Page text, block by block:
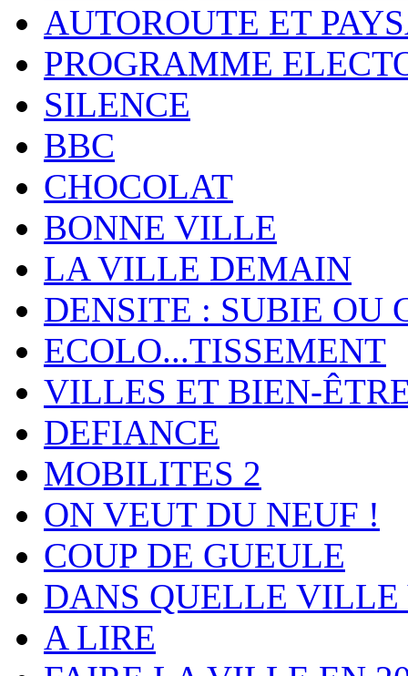
AUTOROUTE ET
PROGRAMME
SILENCE
BBC
CHOCOLAT
BONNE VILLE
LA VILLE DEMAIN
DENSITE : SUBIE OU
ECOLO...TISSEMENT
VILLES ET BIEN-
DEFIANCE
MOBILITES 2
ON VEUT DU NEUF !
COUP DE GUEULE
DANS QUELLE
A LIRE